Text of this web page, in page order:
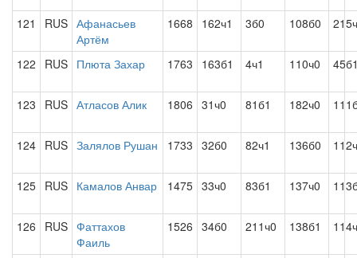
121 RUS Афанасьев
Артём
1668 162ч1 3б0 108б0
122 RUS Плюта Захар 1763 163б1 4ч1 110ч0
123 RUS Атласов Алик 1806 31ч0 81б1 182ч0
124 RUS Залялов Рушан 1733 32б0 82ч1 136б0
125 RUS Камалов Анвар 1475 33ч0 83б1 137ч0
126 RUS Фаттахов
Фаиль
1526 34б0 211ч0 138б1